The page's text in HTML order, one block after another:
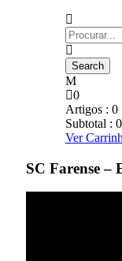
0
Artigos : 0
Subtotal :
Ver
SC Farense –